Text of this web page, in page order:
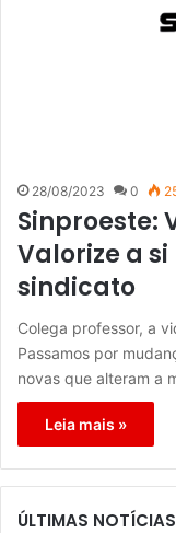
28/08/2023 0
Sinproeste:
Valorize a
sindicato
Colega professor, a
Passamos por
novas que alteram a
Leia mais »
ÚLTIMAS NOTÍCIAS